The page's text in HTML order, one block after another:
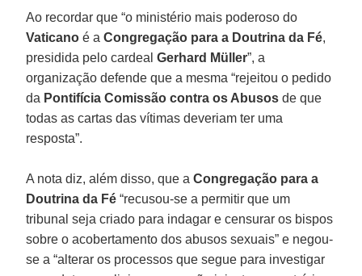
Ao recordar que “o ministério mais poderoso do
Vaticano é aCongregação para a Doutrina da Fé,
presidida pelo cardealGerhard Müller”, a
organização defende que a mesma “rejeitou o pedido
da Pontifícia Comissão contra os Abusos de que
todas as cartas das vítimas deveriam ter uma
resposta”.
A nota diz, além disso, que aCongregação para a
Doutrina da Fé “recusou-se a permitir que um
tribunal seja criado para indagar e censurar os bispos
sobre o acobertamento dos abusos sexuais” e negou-
se a “alterar os processos que segue para investigar